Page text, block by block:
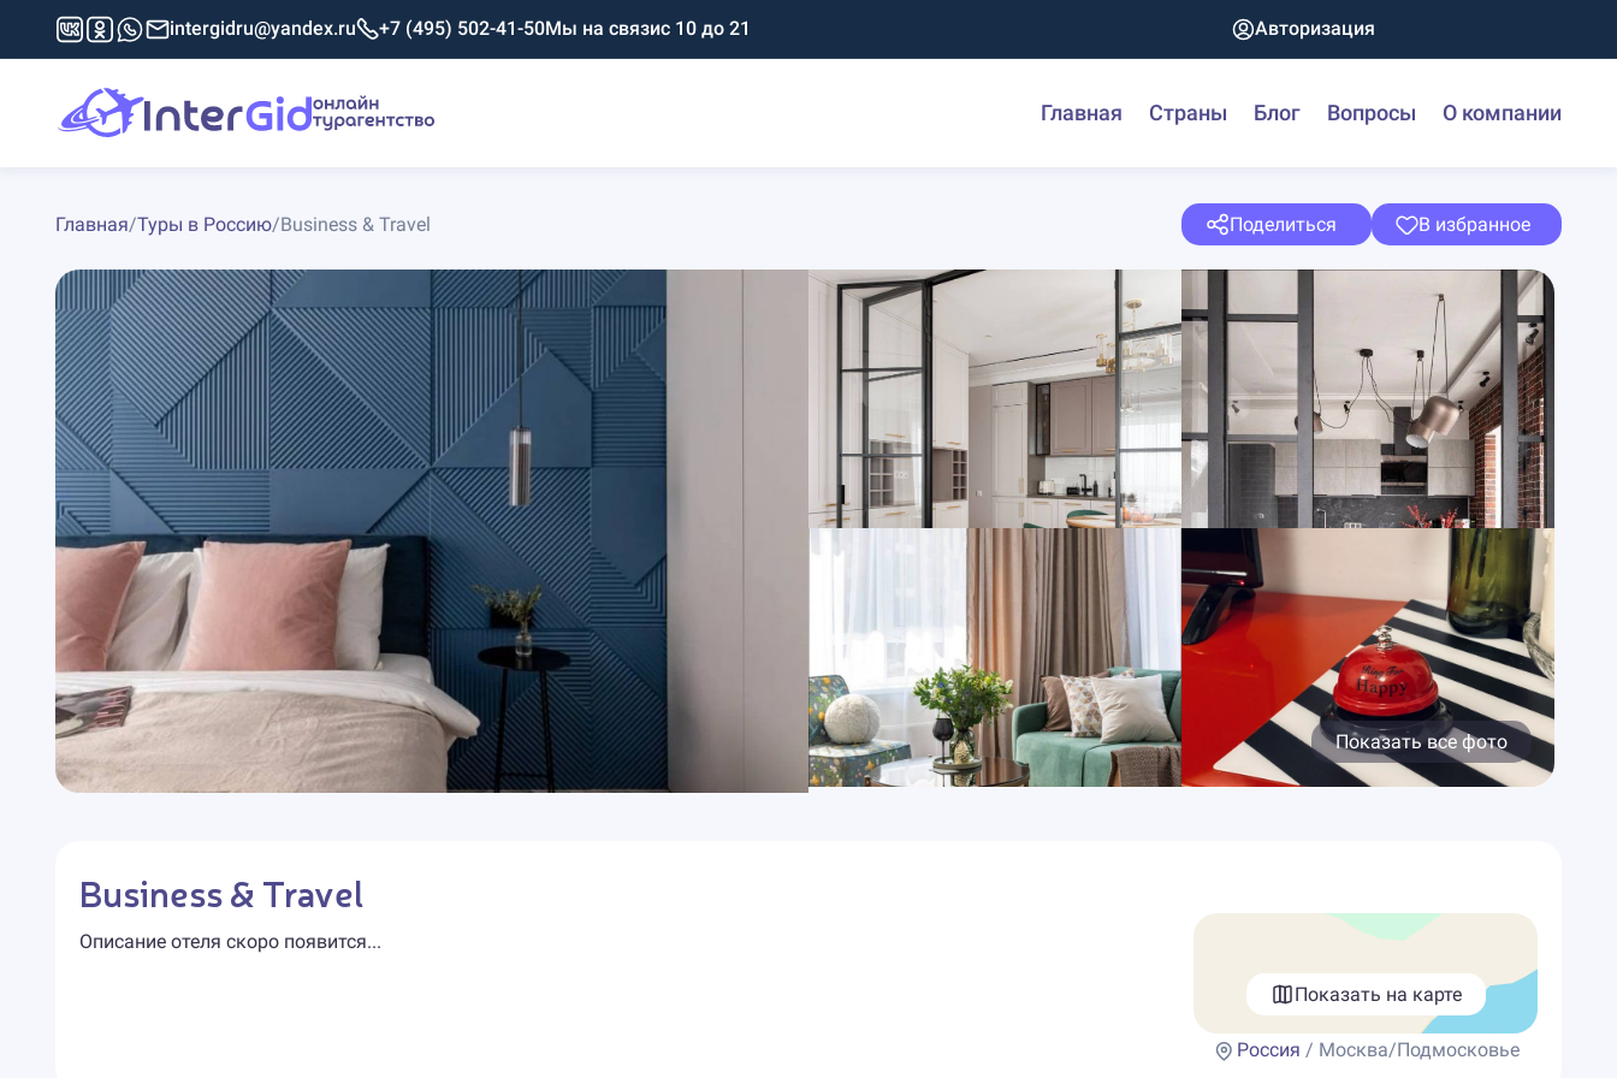
intergidru@yandex.ru +7 (495) 502-41-50Мы на связис 10 до 21 Авторизация
Главная Страны Блог Вопросы О компании
Главная/Туры в Россию/Business & Travel Поделиться В избранное
Показать все фото
Business & Travel
Описание отеля скоро появится...
Показать на карте
Россия / Москва/Подмосковье